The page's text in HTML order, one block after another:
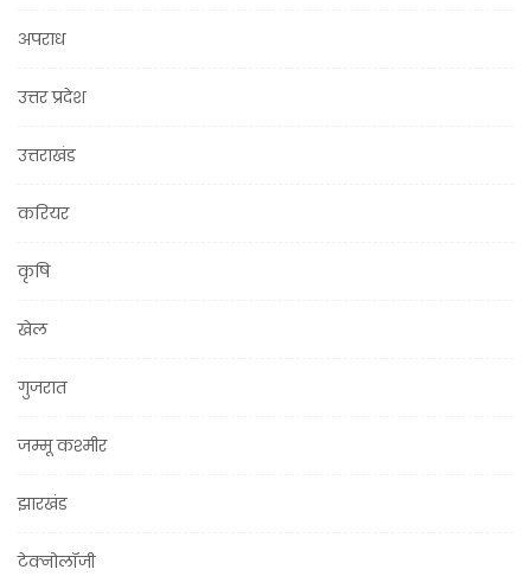
अपराध
उत्तर प्रदेश
उत्तराखंड
करियर
कृषि
खेल
गुजरात
जम्मू कश्मीर
झारखंड
टेक्नोलॉजी